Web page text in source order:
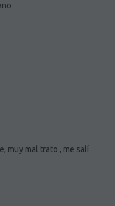
muy mal trato , me salí